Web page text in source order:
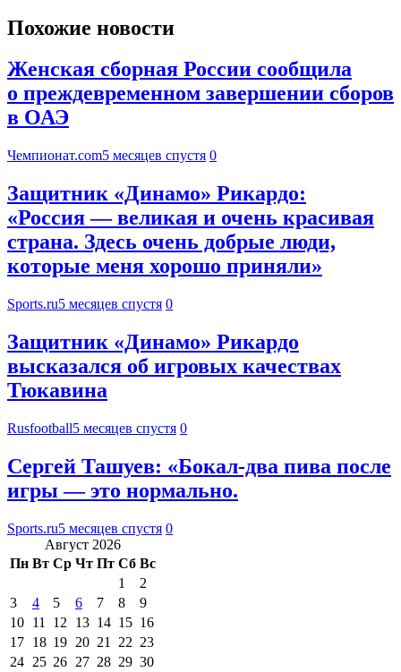
Похожие новости
Женская сборная России сообщила
о преждевременном завершении сборов
в ОАЭ
Чемпионат.com5 месяцев спустя 0
Защитник «Динамо» Рикардо:
«Россия — великая и очень красивая
страна. Здесь очень добрые люди,
которые меня хорошо приняли»
Sports.ru5 месяцев спустя 0
Защитник «Динамо» Рикардо
высказался об игровых качествах
Тюкавина
Rusfootball5 месяцев спустя 0
Сергей Ташуев: «Бокал-два пива после
игры — это нормально.
Sports.ru5 месяцев спустя 0
Август 2026
Пн Вт Ср Чт Пт Сб Вс
1
2
3
4 5 6 7 8
9
10 11 12 13 14 15 16
17 18 19 20 21 22 23
24 25 26 27 28 29 30